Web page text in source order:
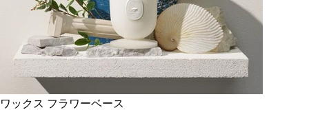
ワックス フラワーベース